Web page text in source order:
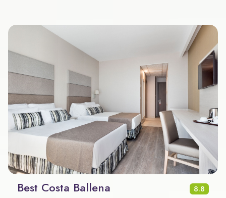
Best Costa Ballena 8.8